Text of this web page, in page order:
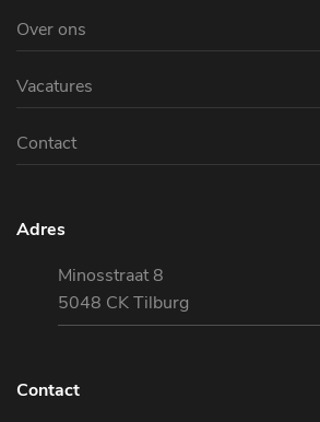
Over ons
Vacatures
Contact
Adres
Minosstraat 8
5048 CK Tilburg
Contact